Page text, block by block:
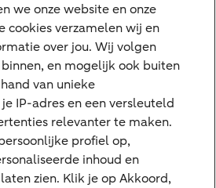
we onze website en onze
cookies verzamelen wij en
over jou. Wij volgen
en mogelijk ook buiten
van unieke
IP-adres en een versleuteld
relevanter te maken.
profiel op,
inhoud en
zien. Klik je op Akkoord,